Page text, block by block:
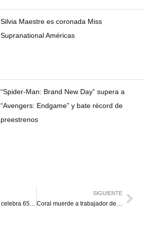
Silvia Maestre es coronada Miss
Supranational Américas
“Spider-Man: Brand New Day” supera a
“Avengers: Endgame” y bate récord de
preestrenos
El Miss Venezuela celebra 65 años coronando a las más bellas
SIGUIENTE
Coral muerde a trabajador de PDVSA